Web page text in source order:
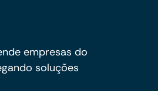
empresas do
soluções